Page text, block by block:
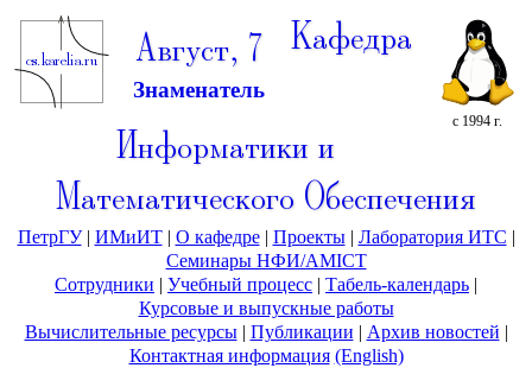
Август, 7
Знаменатель
с 1994 г.
Кафедра
Информатики и
Математического Обеспечения
ПетрГУ| ИМиИТ| О кафедре| Проекты| Лаборатория ИТС |
Семинары НФИ/AMICT
Сотрудники | Учебный процесс | Табель-календарь |
Курсовые и выпускные работы
Вычислительные ресурсы| Публикации | Архив новостей |
Контактная информация (English)